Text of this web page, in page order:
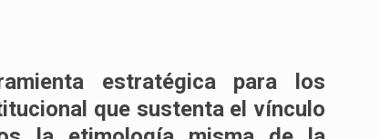
estratégica para los
que sustenta el vínculo